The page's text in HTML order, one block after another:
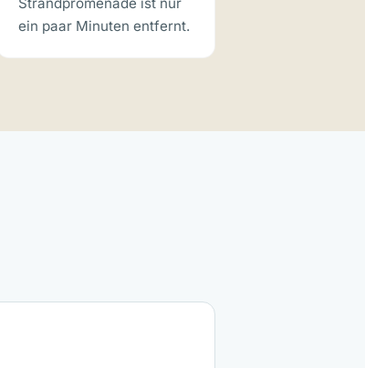
ein paar Minuten entfernt.